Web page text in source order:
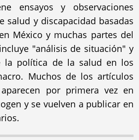
ensayos y observaciones
salud y discapacidad basadas
México y muchas partes del
"análisis de situación" y
la política de la salud en los
Muchos de los artículos
por primera vez en
y se vuelven a publicar en